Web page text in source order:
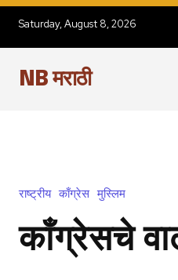
Saturday, August 8, 2026
NB मराठी
राष्ट्रीय काँग्रेस मुस्लिम
काँग्रेसचे